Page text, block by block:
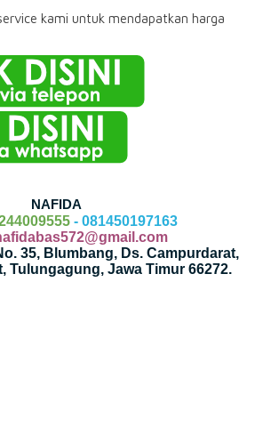
kami untuk mendapatkan harga
NAFIDA
- 081450197163
35, Blumbang, Ds. Campurdarat,
Tulungagung, Jawa Timur 66272.